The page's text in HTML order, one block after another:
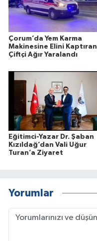
Çorum’da Yem Karma
Makinesine Elini Kaptıran
Çiftçi Ağır Yaralandı
Eğitimci-Yazar Dr. Şaban
Kızıldağ’dan Vali Uğur
Turan’a Ziyaret
Yorumlar